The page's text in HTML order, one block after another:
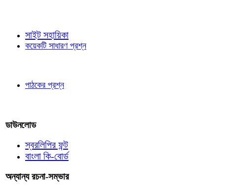
সাইট সহায়িকা
কয়েকটি সাধারণ প্রশ্ন
পাঠকের প্রশ্ন
ডাউনলোড
স্বরলিপির ফন্ট
বাংলা কি-বোর্ড
অন্যান্য রচনা-সম্ভার